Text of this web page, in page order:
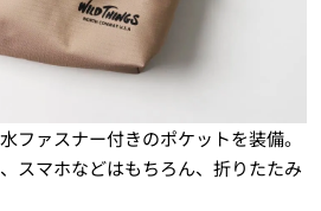
ファスナー付きのポケットを装備。
スマホなどはもちろん、折りたたみ